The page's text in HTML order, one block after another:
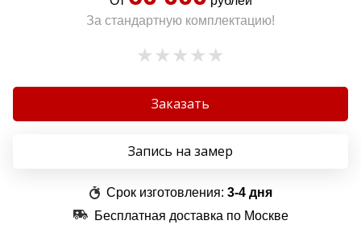
За стандартную комплектацию!
Заказать
Запись на замер
Срок изготовления: 3-4 дня
Бесплатная доставка по Москве